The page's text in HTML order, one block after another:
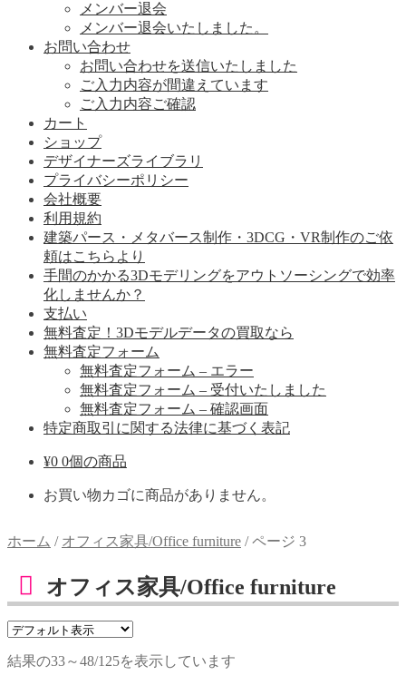
メンバー退会
メンバー退会いたしました。
お問い合わせ
お問い合わせを送信いたしました
ご入力内容が間違えています
ご入力内容ご確認
カート
ショップ
デザイナーズライブラリ
プライバシーポリシー
会社概要
利用規約
建築パース・メタバース制作・3DCG・VR制作のご依
頼はこちらより
手間のかかる3Dモデリングをアウトソーシングで効率
化しませんか？
支払い
無料査定！3Dモデルデータの買取なら
無料査定フォーム
無料査定フォーム – エラー
無料査定フォーム – 受付いたしました
無料査定フォーム – 確認画面
特定商取引に関する法律に基づく表記
¥0 0個の商品
お買い物カゴに商品がありません。
ホーム / オフィス家具/Office furniture /ページ 3
オフィス家具/Office furniture
結果の33～48/125を表示しています